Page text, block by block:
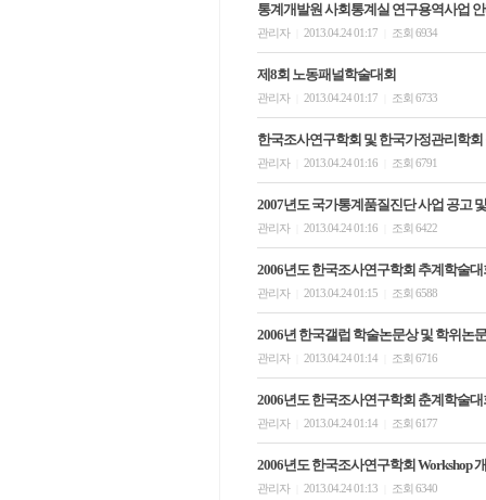
통계개발원 사회통계실 연구용역사업
관리자 2013.04.24 01:17 조회 6934
제8회 노동패널학술대회
관리자 2013.04.24 01:17 조회 6733
한국조사연구학회 및 한국가정관리학회
관리자 2013.04.24 01:16 조회 6791
2007년도 국가통계품질진단 사업 공고
관리자 2013.04.24 01:16 조회 6422
2006년도 한국조사연구학회 추계학술대
관리자 2013.04.24 01:15 조회 6588
2006년 한국갤럽 학술논문상 및 학위논
관리자 2013.04.24 01:14 조회 6716
2006년도 한국조사연구학회 춘계학술
관리자 2013.04.24 01:14 조회 6177
2006년도 한국조사연구학회 Workshop
관리자 2013.04.24 01:13 조회 6340